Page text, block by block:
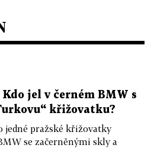
jel v černém BMW s
křižovatku?
jedné pražské křižovatky
se začerněnými skly a